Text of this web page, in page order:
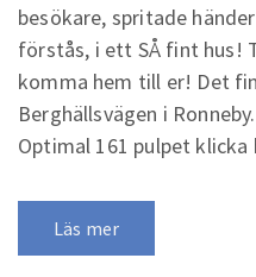
besökare, spritade
förstås, i ett SÅ fint hus!
komma hem till er! Det
Berghällsvägen i
Optimal 161 pulpet klicka
Läs mer